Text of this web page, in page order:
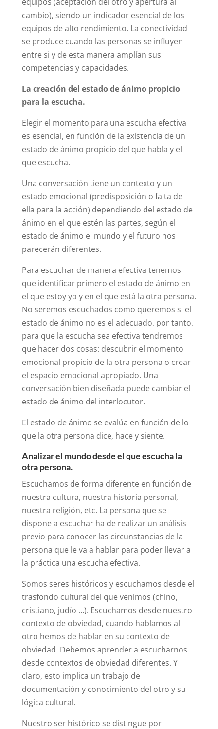
cambio), siendo un indicador esencial de los
equipos de alto rendimiento. La conectividad
se produce cuando las personas se influyen
entre si y de esta manera amplían sus
competencias y capacidades.
La creación del estado de ánimo propicio
para la escucha.
Elegir el momento para una escucha efectiva
es esencial, en función de la existencia de un
estado de ánimo propicio del que habla y el
que escucha.
Una conversación tiene un contexto y un
estado emocional (predisposición o falta de
ella para la acción) dependiendo del estado de
ánimo en el que estén las partes, según el
estado de ánimo el mundo y el futuro nos
parecerán diferentes.
Para escuchar de manera efectiva tenemos
que identificar primero el estado de ánimo en
el que estoy yo y en el que está la otra persona.
No seremos escuchados como queremos si el
estado de ánimo no es el adecuado, por tanto,
para que la escucha sea efectiva tendremos
que hacer dos cosas: descubrir el momento
emocional propicio de la otra persona o crear
el espacio emocional apropiado. Una
conversación bien diseñada puede cambiar el
estado de ánimo del interlocutor.
El estado de ánimo se evalúa en función de lo
que la otra persona dice, hace y siente.
Analizar el mundo desde el que escucha la
otra persona.
Escuchamos de forma diferente en función de
nuestra cultura, nuestra historia personal,
nuestra religión, etc. La persona que se
dispone a escuchar ha de realizar un análisis
previo para conocer las circunstancias de la
persona que le va a hablar para poder llevar a
la práctica una escucha efectiva.
Somos seres históricos y escuchamos desde el
trasfondo cultural del que venimos (chino,
cristiano, judío …). Escuchamos desde nuestro
contexto de obviedad, cuando hablamos al
otro hemos de hablar en su contexto de
obviedad. Debemos aprender a escucharnos
desde contextos de obviedad diferentes. Y
claro, esto implica un trabajo de
documentación y conocimiento del otro y su
lógica cultural.
Nuestro ser histórico se distingue por